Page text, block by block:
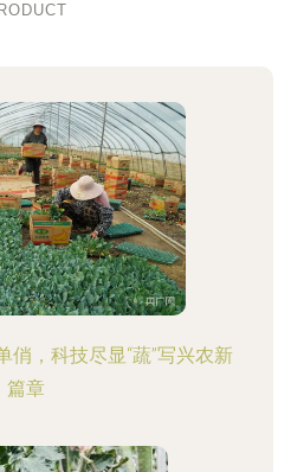
俏，科技尽显“蔬”写兴农新
篇章